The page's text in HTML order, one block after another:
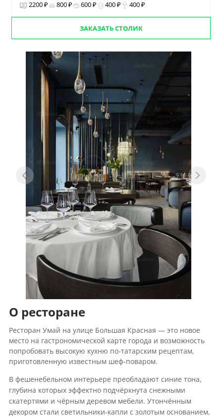
2200 ₽
800 ₽ 600 ₽ 400 ₽ 400 ₽
ЗАКАЗАТЬ СТОЛИК
О ресторане
Ресторан Умай на улице Большая Красная — это новое
место на гастрономической карте города и возможность
попробовать высокую кухню по-татарским рецептам,
приготовленную известным шеф-поваром.
В фешенебельном интерьере преобладают синие тона,
глубина которых эффектно подчёркнута снежными
скатертями и чёрным деревом мебели. Утончённым
декором стали светильники-капли с золотым основанием,